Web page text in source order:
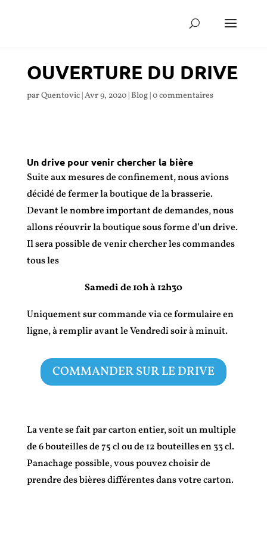
OUVERTURE DU DRIVE
parQuentovic|Avr 9, 2020|Blog|0 commentaires
Un drive pour venir chercher la bière
Suite aux mesures de confinement, nous avions
décidé de fermer la boutique de la brasserie.
Devant le nombre important de demandes, nous
allons réouvrir la boutique sous forme d’un drive.
Il sera possible de venir chercher les commandes
tous les
Samedi de 10h à 12h30
Uniquement sur commande via ce formulaire en
ligne, à remplir avant le Vendredi soir à minuit.
COMMANDER SUR LE DRIVE
La vente se fait par carton entier, soit un multiple
de 6 bouteilles de 75 cl ou de 12 bouteilles en 33 cl.
Panachage possible, vous pouvez choisir de
prendre des bières différentes dans votre carton.